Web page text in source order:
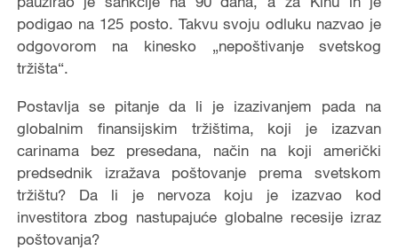
podigao na 125 posto. Takvu svoju odluku nazvao je
odgovorom na kinesko „nepoštivanje svetskog
tržišta“.
Postavlja se pitanje da li je izazivanjem pada na
globalnim finansijskim tržištima, koji je izazvan
carinama bez presedana, način na koji američki
predsednik izražava poštovanje prema svetskom
tržištu? Da li je nervoza koju je izazvao kod
investitora zbog nastupajuće globalne recesije izraz
poštovanja?